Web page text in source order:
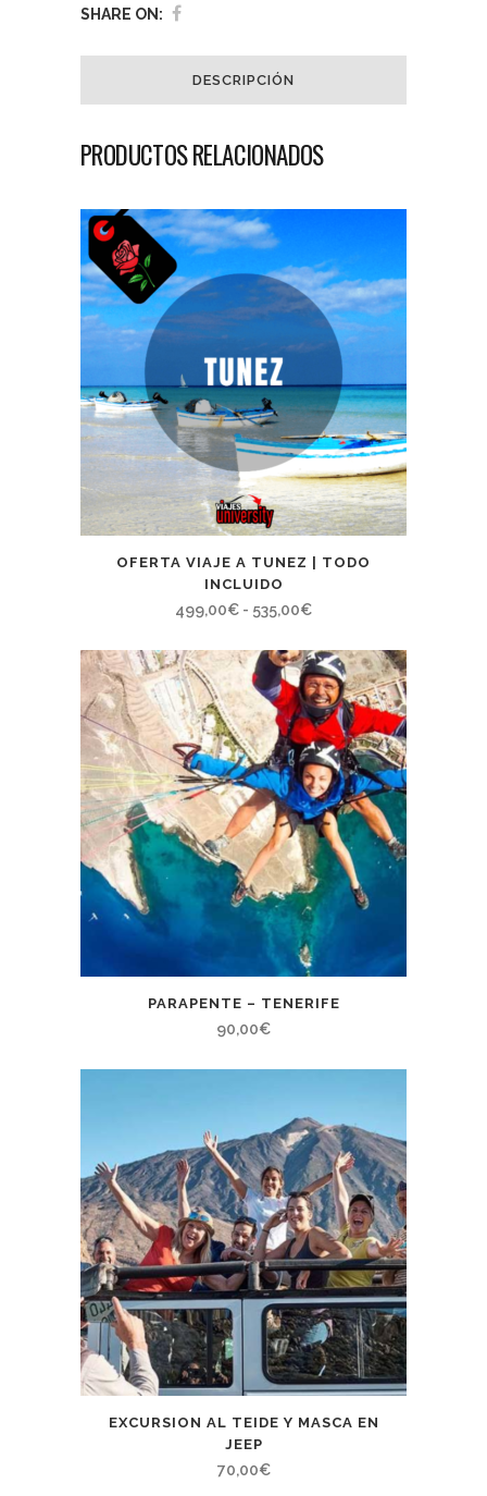
SHARE ON:
DESCRIPCIÓN
PRODUCTOS RELACIONADOS
OFERTA VIAJE A TUNEZ | TODO
INCLUIDO
499,00€ - 535,00€Rango
precios:
desde
499,00€
hasta
535,00€
PARAPENTE – TENERIFE
90,00€
EXCURSION AL TEIDE Y MASCA EN
JEEP
70,00€